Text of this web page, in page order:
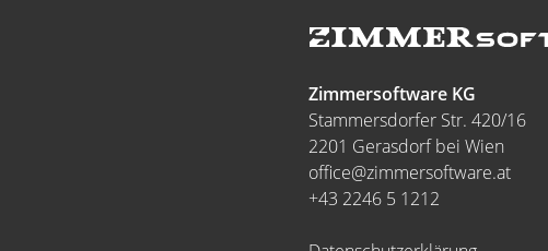
Zimmersoftware KG
Stammersdorfer Str. 420/16
2201 Gerasdorf bei Wien
office@zimmersoftware.at
+43 2246 5 1212